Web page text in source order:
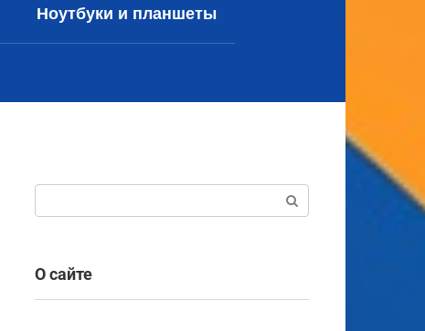
Ноутбуки и планшеты
О сайте